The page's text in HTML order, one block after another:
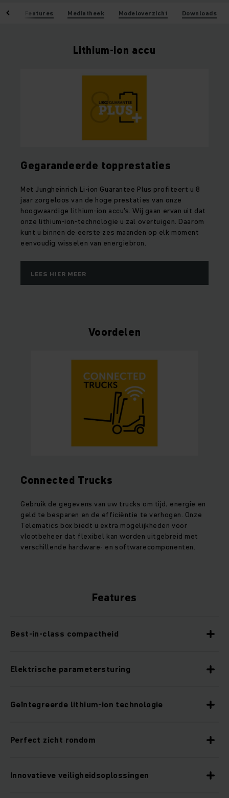
Features Mediatheek Modeloverzicht Downloads
Lithium-ion accu
Gegarandeerde topprestaties
Met Jungheinrich Li-ion Guarantee Plus profiteert u 8
jaar zorgeloos van de hoge prestaties van onze
hoogwaardige lithium-ion accu's. Wij gaan ervan uit dat
onze lithium-ion-technologie u zal overtuigen. Daarom
kunt u binnen de eerste zes maanden op elk moment
eenvoudig wisselen van energiebron.
LEES HIER MEER
Voordelen
Connected Trucks
Gebruik de gegevens van uw trucks om tijd, energie en
geld te besparen en de efficiëntie te verhogen. Onze
Telematics box biedt u extra mogelijkheden voor
vlootbeheer dat flexibel kan worden uitgebreid met
verschillende hardware- en softwarecomponenten.
Features
Best-in-class compactheid
Elektrische parametersturing
Geïntegreerde lithium-ion technologie
Perfect zicht rondom
Innovatieve veiligheidsoplossingen